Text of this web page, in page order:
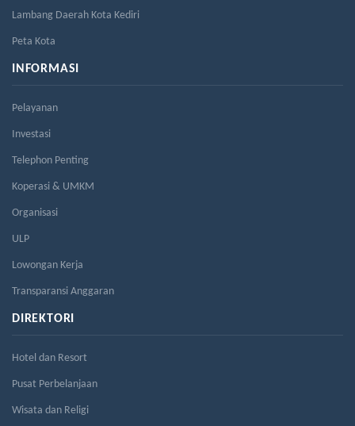
Lambang Daerah Kota Kediri
Peta Kota
INFORMASI
Pelayanan
Investasi
Telephon Penting
Koperasi & UMKM
Organisasi
ULP
Lowongan Kerja
Transparansi Anggaran
DIREKTORI
Hotel dan Resort
Pusat Perbelanjaan
Wisata dan Religi